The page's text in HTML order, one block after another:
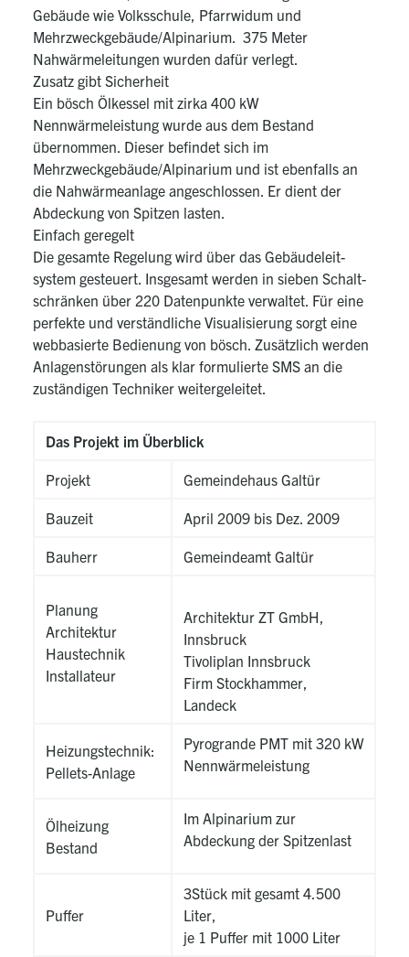
Gebäude wie Volksschule, Pfarrwidum und
Mehrzweckgebäude/Alpinarium. 375 Meter
Nahwärmeleitungen wurden dafür verlegt.
Zusatz gibt Sicherheit
Ein bösch Ölkessel mit zirka 400 kW
Nennwärmeleistung wurde aus dem Bestand
übernommen. Dieser befindet sich im
Mehrzweckgebäude/Alpinarium und ist eben­falls an
die Nahwärmeanlage angeschlossen. Er dient der
Abdeckung von Spitzen lasten.
Einfach geregelt
Die gesamte Regelung wird über das Gebäudeleit­
system gesteuert. Insgesamt werden in sieben Schalt­
schränken über 220 Datenpunkte verwaltet. Für eine
perfekte und verständliche Visualisierung sorgt eine
web­basierte Bedienung von bösch. Zusätzlich wer­den
Anlagenstörungen als klar formulierte SMS an die
zuständigen Techniker weitergeleitet.
Das Projekt im Überblick
Projekt Gemeindehaus Galtür
Bauzeit April 2009 bis Dez. 2009
Bauherr Gemeindeamt Galtür
Planung
Architektur
Haustechnik
Installateur
Architektur ZT GmbH,
Innsbruck
Tivoliplan Innsbruck
Firm Stockhammer,
Landeck
Heizungstechnik:
Pellets-Anlage
Pyrogrande PMT mit 320 kW
Nennwärmeleistung
Ölheizung
Bestand
Im Alpinarium zur
Abdeckung der Spitzenlast
Puffer
3Stück mit gesamt 4.500
Liter,
je 1 Puffer mit 1000 Liter